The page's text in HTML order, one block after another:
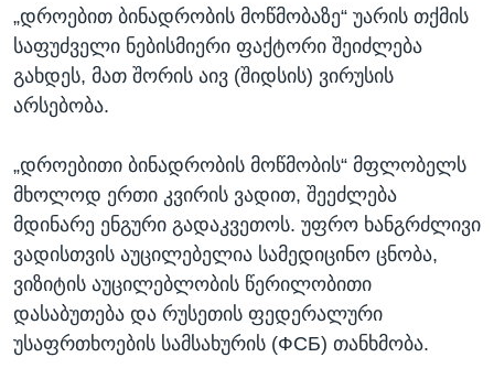
„დროებით ბინადრობის მოწმობაზე“ უარის თქმის
საფუძველი ნებისმიერი ფაქტორი შეიძლება
გახდეს, მათ შორის აივ (შიდსის) ვირუსის
არსებობა.
„დროებითი ბინადრობის მოწმობის“ მფლობელს
მხოლოდ ერთი კვირის ვადით, შეეძლება
მდინარე ენგური გადაკვეთოს. უფრო ხანგრძლივი
ვადისთვის აუცილებელია სამედიცინო ცნობა,
ვიზიტის აუცილებლობის წერილობითი
დასაბუთება და რუსეთის ფედერალური
უსაფრთხოების სამსახურის (ФСБ) თანხმობა.